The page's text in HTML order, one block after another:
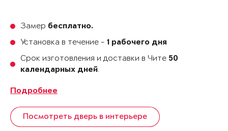
Замер бесплатно.
Установка в течение - 1 рабочего дня
Срок изготовления и доставки в Чите 50
календарных дней.
Подробнее
Посмотреть дверь в интерьере